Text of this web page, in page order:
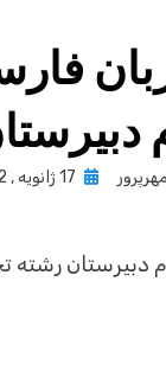
Posted
17 ژانویه , 2012